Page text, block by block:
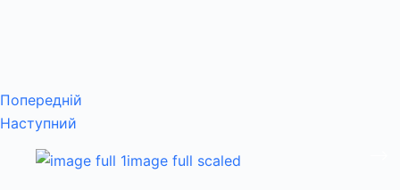
Попередній
Наступний